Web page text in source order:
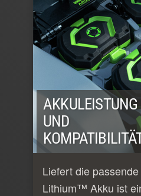
AKKULEISTUNG
UND
Liefert die
Lithium™ Akku ist